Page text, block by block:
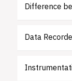
Difference
Data